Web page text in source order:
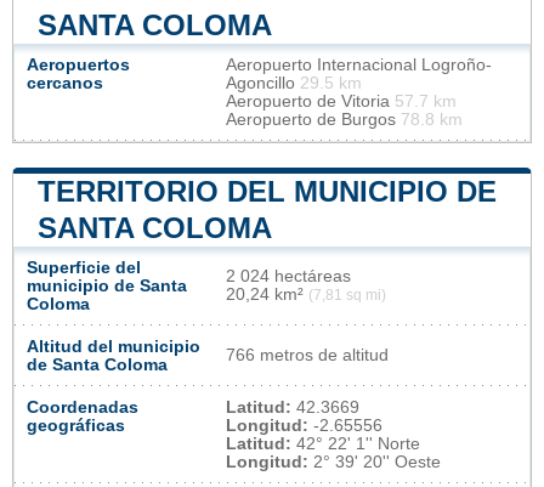
SANTA COLOMA
Aeropuertos
cercanos
Aeropuerto Internacional Logroño-
Agoncillo 29.5 km
Aeropuerto de Vitoria 57.7 km
Aeropuerto de Burgos 78.8 km
TERRITORIO DEL MUNICIPIO DE
SANTA COLOMA
Superficie del
municipio de Santa
Coloma
2 024 hectáreas
20,24 km² (7,81 sq mi)
Altitud del municipio
de Santa Coloma
766 metros de altitud
Coordenadas
geográficas
Latitud: 42.3669
Longitud: -2.65556
Latitud: 42° 22' 1'' Norte
Longitud: 2° 39' 20'' Oeste